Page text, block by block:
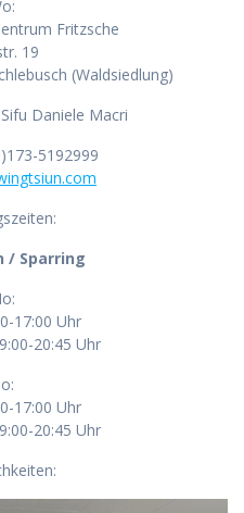
Fritzsche
19
(Waldsiedlung)
Daniele Macri
5192999
/ Sparring
17:00 Uhr
20:45 Uhr
17:00 Uhr
20:45 Uhr